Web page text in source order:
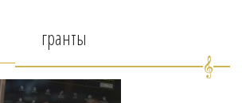
гранты